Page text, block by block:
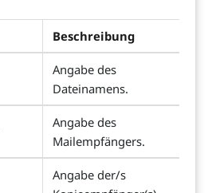
Beschreibung
Angabe des
Dateinamens.
Angabe des
Mailempfängers.
Angabe der/s